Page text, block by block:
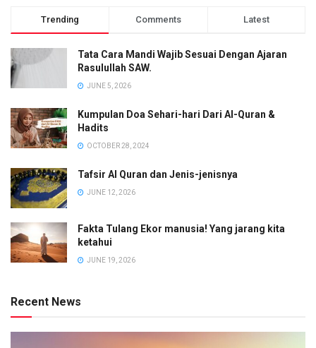
Trending Comments Latest
Tata Cara Mandi Wajib Sesuai Dengan Ajaran
Rasulullah SAW.
JUNE 5, 2026
Kumpulan Doa Sehari-hari Dari Al-Quran &
Hadits
OCTOBER 28, 2024
Tafsir Al Quran dan Jenis-jenisnya
JUNE 12, 2026
Fakta Tulang Ekor manusia! Yang jarang kita
ketahui
JUNE 19, 2026
Recent News